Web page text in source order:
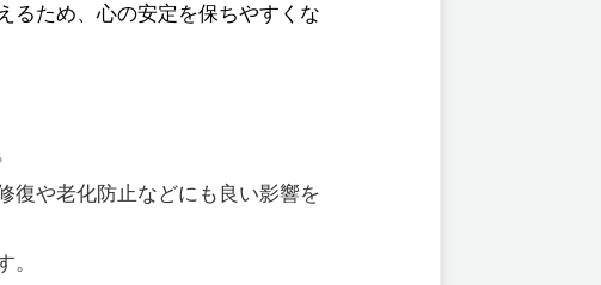
るため、心の安定を保ちやすくな
復や老化防止などにも良い影響を
。